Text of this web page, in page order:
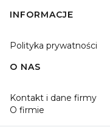
INFORMACJE
Polityka prywatności
O NAS
Kontakt i dane firmy
O firmie